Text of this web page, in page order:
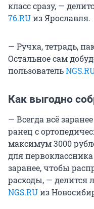
класс сразу, —
76.RUиз Ярославля.
— Ручка, тетрадь,
Остальное сам
пользователь
Как выгодно
— Всегда всё
ранец с
максимум 3000
для
заранее, чтобы
расходы, — делится
NGS.RUиз